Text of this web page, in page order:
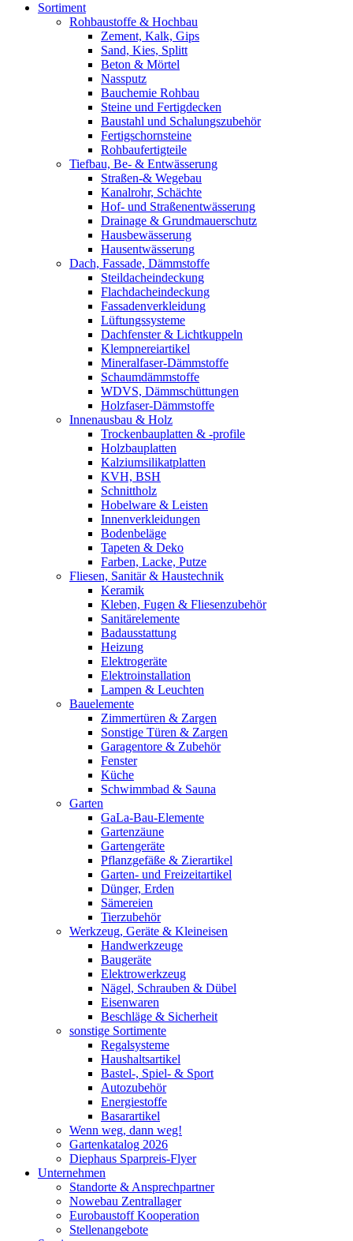
Sortiment
Rohbaustoffe & Hochbau
Zement, Kalk, Gips
Sand, Kies, Splitt
Beton & Mörtel
Nassputz
Bauchemie Rohbau
Steine und Fertigdecken
Baustahl und Schalungszubehör
Fertigschornsteine
Rohbaufertigteile
Tiefbau, Be- & Entwässerung
Straßen-& Wegebau
Kanalrohr, Schächte
Hof- und Straßenentwässerung
Drainage & Grundmauerschutz
Hausbewässerung
Hausentwässerung
Dach, Fassade, Dämmstoffe
Steildacheindeckung
Flachdacheindeckung
Fassadenverkleidung
Lüftungssysteme
Dachfenster & Lichtkuppeln
Klempnereiartikel
Mineralfaser-Dämmstoffe
Schaumdämmstoffe
WDVS, Dämmschüttungen
Holzfaser-Dämmstoffe
Innenausbau & Holz
Trockenbauplatten & -profile
Holzbauplatten
Kalziumsilikatplatten
KVH, BSH
Schnittholz
Hobelware & Leisten
Innenverkleidungen
Bodenbeläge
Tapeten & Deko
Farben, Lacke, Putze
Fliesen, Sanitär & Haustechnik
Keramik
Kleben, Fugen & Fliesenzubehör
Sanitärelemente
Badausstattung
Heizung
Elektrogeräte
Elektroinstallation
Lampen & Leuchten
Bauelemente
Zimmertüren & Zargen
Sonstige Türen & Zargen
Garagentore & Zubehör
Fenster
Küche
Schwimmbad & Sauna
Garten
GaLa-Bau-Elemente
Gartenzäune
Gartengeräte
Pflanzgefäße & Zierartikel
Garten- und Freizeitartikel
Dünger, Erden
Sämereien
Tierzubehör
Werkzeug, Geräte & Kleineisen
Handwerkzeuge
Baugeräte
Elektrowerkzeug
Nägel, Schrauben & Dübel
Eisenwaren
Beschläge & Sicherheit
sonstige Sortimente
Regalsysteme
Haushaltsartikel
Bastel-, Spiel- & Sport
Autozubehör
Energiestoffe
Basarartikel
Wenn weg, dann weg!
Gartenkatalog 2026
Diephaus Sparpreis-Flyer
Unternehmen
Standorte & Ansprechpartner
Nowebau Zentrallager
Eurobaustoff Kooperation
Stellenangebote